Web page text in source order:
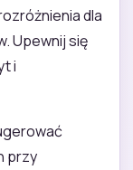
dla
Upewnij się
i
przy